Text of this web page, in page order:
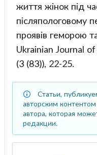
життя жінок під
післяпологовому
проявів геморою
Ukrainian Journal
(3 (83)), 22-25.
Статьи,
авторским
автора, которая
редакции.